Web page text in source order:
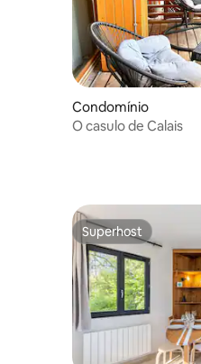
Condomínio
O casulo de Calais
Superhost
Superhost